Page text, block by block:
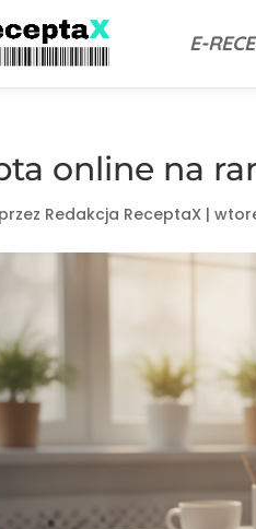
E-
online na
Redakcja ReceptaX |